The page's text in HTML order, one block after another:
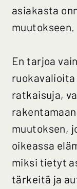
asiakasta
muutokseen.
En tarjoa
ratkaisuja,
muutoksen,
oikeassa
miksi tietyt
tärkeitä ja